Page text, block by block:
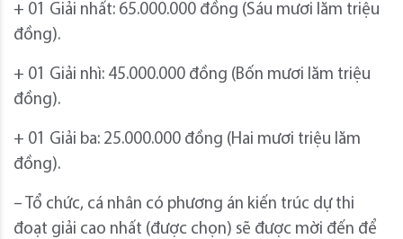
+ 01 Giải nhất: 65.000.000 đồng (Sáu mươi lăm triệu
đồng).
+ 01 Giải nhì: 45.000.000 đồng (Bốn mươi lăm triệu
đồng).
+ 01 Giải ba: 25.000.000 đồng (Hai mươi triệu lăm
đồng).
– Tổ chức, cá nhân có phương án kiến trúc dự thi
đoạt giải cao nhất (được chọn) sẽ được mời đến để